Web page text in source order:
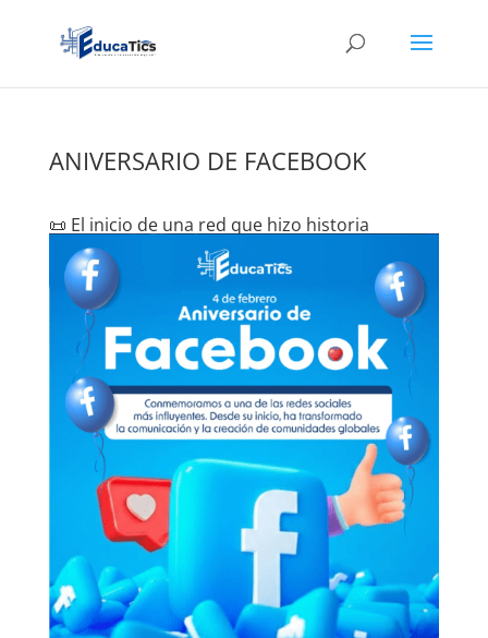
ANIVERSARIO DE FACEBOOK
📜 El inicio de una red que hizo historia